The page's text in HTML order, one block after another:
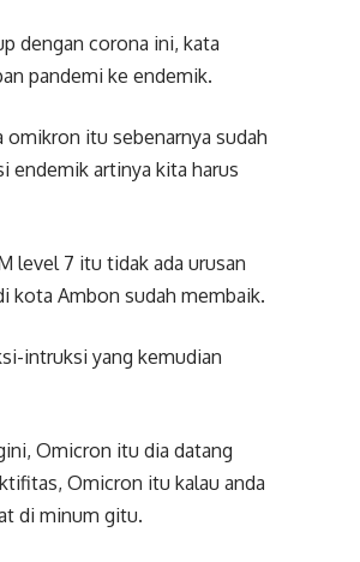
dengan corona ini, kata
pandemi ke endemik.
omikron itu sebenarnya sudah
endemik artinya kita harus
level 7 itu tidak ada urusan
kota Ambon sudah membaik.
intruksi yang kemudian
Omicron itu dia datang
Omicron itu kalau anda
di minum gitu.